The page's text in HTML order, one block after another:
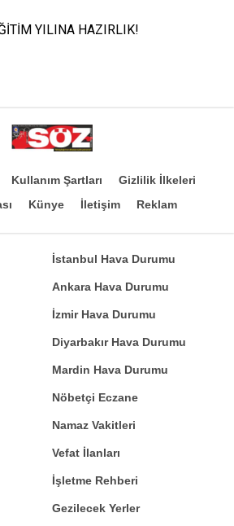
YILINA HAZIRLIK!
Kullanım Şartları
Gizlilik İlkeleri
Künye İletişim Reklam
İstanbul Hava Durumu
Ankara Hava Durumu
İzmir Hava Durumu
Diyarbakır Hava Durumu
Mardin Hava Durumu
Nöbetçi Eczane
Namaz Vakitleri
Vefat İlanları
İşletme Rehberi
Gezilecek Yerler